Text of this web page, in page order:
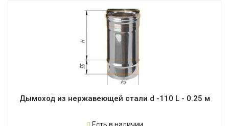
Дымоход из нержавеющей стали d -110 L - 0.25 м